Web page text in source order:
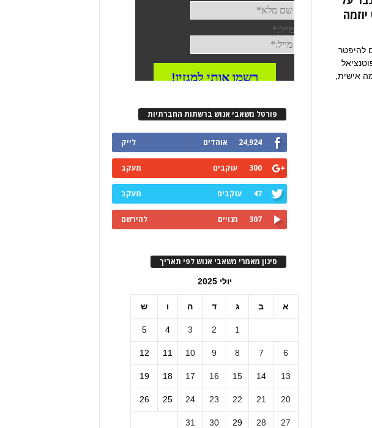
להיפטר
אישית,
פורטל משאבי אנוש ברשתות החברתיות
24,924 אוהדים לייק
300 עוקבים מעקב
47 עוקבים מעקב
307 מנויים להירשם
סינון מאמרי משאבי אנוש לפי תאריך
יולי 2025
א ב ג ד ה ו ש
1
2
3
4
5
6
7
8
9
10
11
12
13
14
15
16
17
18
19
20
21
22
23
24
25
26
27
28
29
30
31